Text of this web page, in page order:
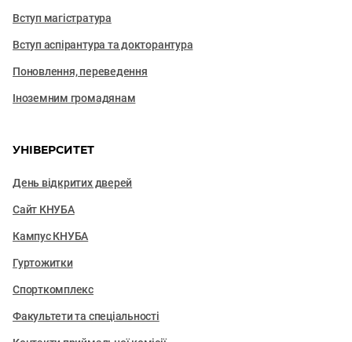
Вступ магістратура
Вступ аспірантура та докторантура
Поновлення, переведення
Іноземним громадянам
УНІВЕРСИТЕТ
День відкритих дверей
Сайт КНУБА
Кампус КНУБА
Гуртожитки
Спорткомплекс
Факультети та cпеціальності